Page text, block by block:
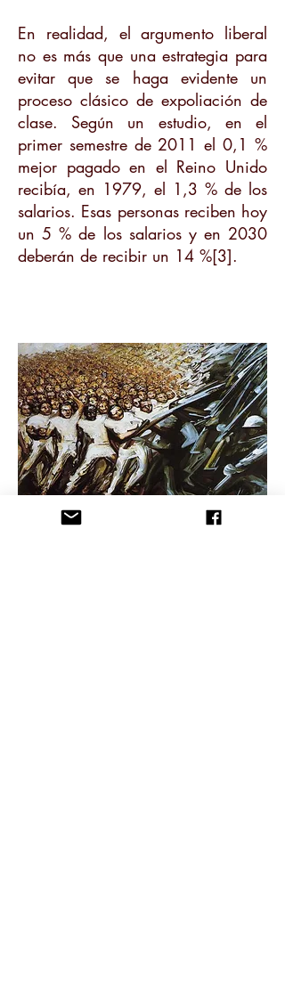
En realidad, el argumento liberal
no es más que una estrategia para
evitar que se haga evidente un
proceso clásico de expoliación de
clase. Según un estudio, en el
primer semestre de 2011 el 0,1 %
mejor pagado en el Reino Unido
recibía, en 1979, el 1,3 % de los
salarios. Esas personas reciben hoy
un 5 % de los salarios y en 2030
deberán de recibir un 14 %[3].